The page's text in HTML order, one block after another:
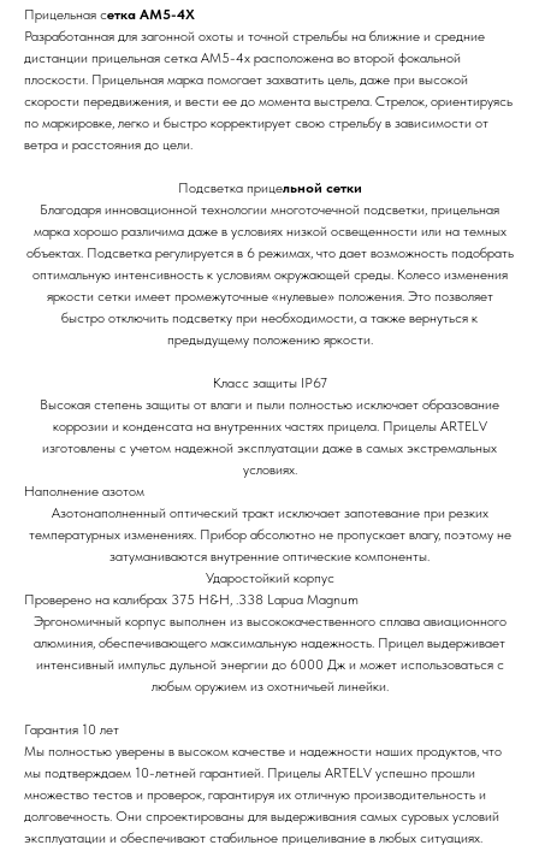
Прицельная сетка AM5-4X
Разработанная для загонной охоты и точной стрельбы на ближние и средние
дистанции прицельная сетка AM5-4x расположена во второй фокальной
плоскости. Прицельная марка помогает захватить цель, даже при высокой
скорости передвижения, и вести ее до момента выстрела. Стрелок, ориентируясь
по маркировке, легко и быстро корректирует свою стрельбу в зависимости от
ветра и расстояния до цели.
Подсветка прицельной сетки
Благодаря инновационной технологии многоточечной подсветки, прицельная
марка хорошо различима даже в условиях низкой освещенности или на темных
объектах. Подсветка регулируется в 6 режимах, что дает возможность подобрать
оптимальную интенсивность к условиям окружающей среды. Колесо изменения
яркости сетки имеет промежуточные «нулевые» положения. Это позволяет
быстро отключить подсветку при необходимости, а также вернуться к
предыдущему положению яркости.
Класс защиты IP67
Высокая степень защиты от влаги и пыли полностью исключает образование
коррозии и конденсата на внутренних частях прицела. Прицелы ARTELV
изготовлены с учетом надежной эксплуатации даже в самых экстремальных
условиях.
Наполнение азотом
Азотонаполненный оптический тракт исключает запотевание при резких
температурных изменениях. Прибор абсолютно не пропускает влагу, поэтому не
затуманиваются внутренние оптические компоненты.
Ударостойкий корпус
Проверено на калибрах 375 H&H, .338 Lapua Magnum
Эргономичный корпус выполнен из высококачественного сплава авиационного
алюминия, обеспечивающего максимальную надежность. Прицел выдерживает
интенсивный импульс дульной энергии до 6000 Дж и может использоваться с
любым оружием из охотничьей линейки.
Гарантия 10 лет
Мы полностью уверены в высоком качестве и надежности наших продуктов, что
мы подтверждаем 10-летней гарантией. Прицелы ARTELV успешно прошли
множество тестов и проверок, гарантируя их отличную производительность и
долговечность. Они спроектированы для выдерживания самых суровых условий
эксплуатации и обеспечивают стабильное прицеливание в любых ситуациях.